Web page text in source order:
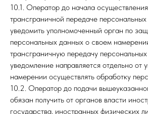
10.1. Оператор до начала
трансграничной передаче
уведомить уполномоченный орган по
персональных данных о своем
трансграничную передачу
уведомление направляется отдельно от
намерении осуществлять обработку
10.2. Оператор до подачи
обязан получить от органов власти
государства, иностранных физических